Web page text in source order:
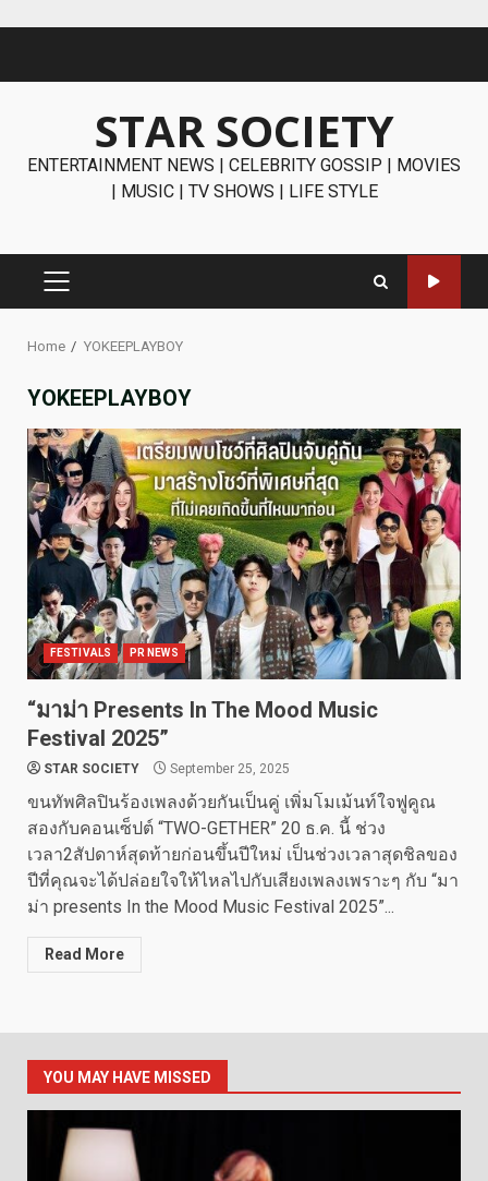
STAR SOCIETY
ENTERTAINMENT NEWS | CELEBRITY GOSSIP | MOVIES
| MUSIC | TV SHOWS | LIFE STYLE
PRIMARY
Home YOKEEPLAYBOY
YOKEEPLAYBOY
FESTIVALS PR NEWS
“มาม่า Presents In The Mood Music
Festival 2025”
STAR SOCIETY September 25, 2025
ขนทัพศิลปินร้องเพลงด้วยกันเป็นคู่ เพิ่มโมเม้นท์ใจฟูคูณ
สองกับคอนเซ็ปต์ “TWO-GETHER” 20 ธ.ค. นี้ ช่วง
เวลา2สัปดาห์สุดท้ายก่อนขึ้นปีใหม่ เป็นช่วงเวลาสุดชิลของ
ปีที่คุณจะได้ปล่อยใจให้ไหลไปกับเสียงเพลงเพราะๆ กับ “มา
ม่า presents In the Mood Music Festival 2025”...
Read More
YOU MAY HAVE MISSED